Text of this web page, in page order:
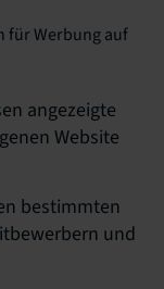
für Werbung auf
angezeigte
Website
bestimmten
und